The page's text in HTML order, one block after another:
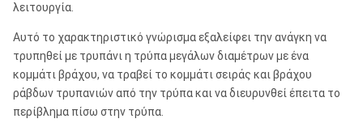
λειτουργία.
Αυτό το χαρακτηριστικό γνώρισμα εξαλείφει την ανάγκη να
τρυπηθεί με τρυπάνι η τρύπα μεγάλων διαμέτρων με ένα
κομμάτι βράχου, να τραβεί το κομμάτι σειράς και βράχου
ράβδων τρυπανιών από την τρύπα και να διευρυνθεί έπειτα το
περίβλημα πίσω στην τρύπα.